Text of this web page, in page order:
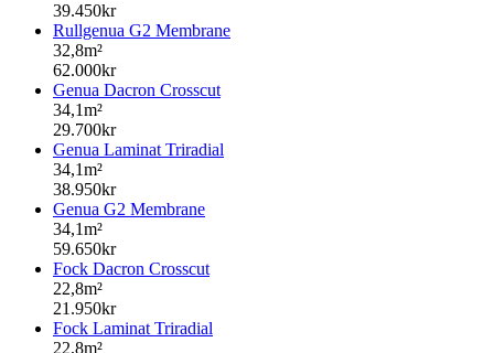
39.450kr
Rullgenua G2 Membrane
32,8m²
62.000kr
Genua Dacron Crosscut
34,1m²
29.700kr
Genua Laminat Triradial
34,1m²
38.950kr
Genua G2 Membrane
34,1m²
59.650kr
Fock Dacron Crosscut
22,8m²
21.950kr
Fock Laminat Triradial
22,8m²